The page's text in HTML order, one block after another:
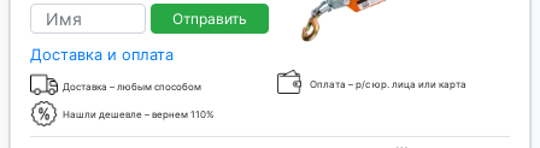
Отправить
Доставка и оплата
Доставка – любым способом Оплата – р/с юр. лица или карта
Нашли дешевле – вернем 110%